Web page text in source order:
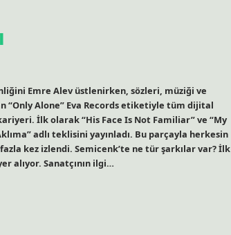
Emre Alev üstlenirken, sözleri, müziği ve
“Only Alone” Eva Records etiketiyle tüm dijital
İlk olarak “His Face Is Not Familiar” ve “My
adlı teklisini yayınladı. Bu parçayla herkesin
kez izlendi. Semicenk’te ne tür şarkılar var? İlk
alıyor. Sanatçının ilgi…